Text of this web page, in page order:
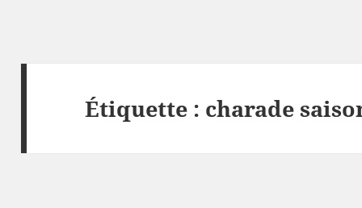
Étiquette : charade